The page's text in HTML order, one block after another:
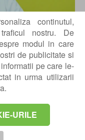
continutul,
nostru. De
modul in care
de publicitate si
pe care le-
in urma utilizarii
URILE